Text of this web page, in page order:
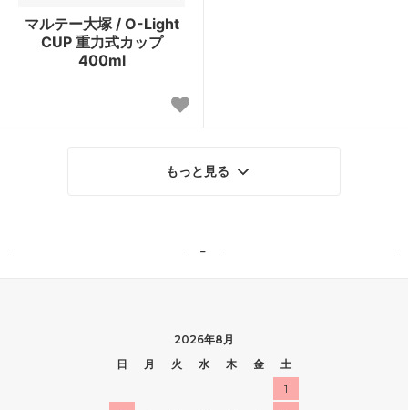
マルテー大塚 / O-Light
CUP 重力式カップ
400ml
もっと見る
-
2026年8月
日
月 火 水 木 金
土
1